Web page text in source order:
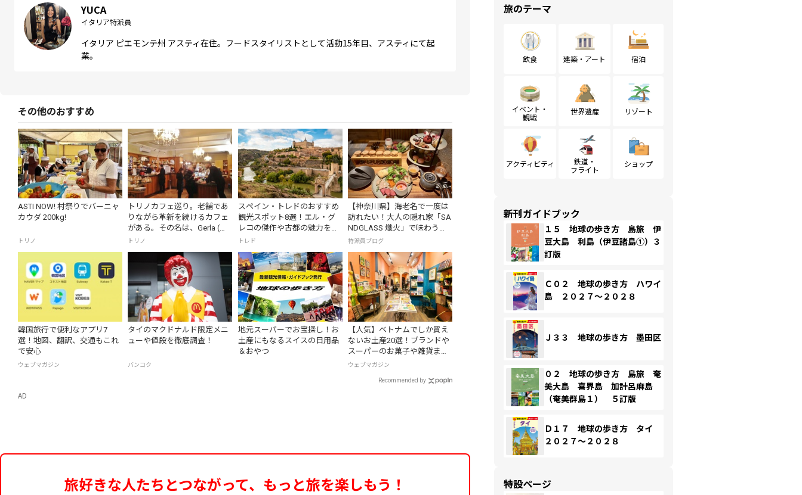
YUCA
イタリア特派員
イタリア ピエモンテ州 アスティ在住。フードスタイリストとして活動15年目、アスティにて起
業。
その他のおすすめ
ASTI NOW! 村祭りでバーニャ
カウダ 200kg!
トリノ
トリノカフェ巡り。老舗であ
りながら革新を続けるカフェ
がある。その名は、Gerla (ジ
ェルラ）。
トリノ
スペイン・トレドのおすすめ
観光スポット8選！エル・グ
レコの傑作や古都の魅力を満
喫
トレド
【神奈川県】海老名で一度は
訪れたい！大人の隠れ家「SA
NDGLASS 熾火」で味わうア
フタヌーンティー
特派員ブログ
韓国旅行で便利なアプリ7
選！地図、翻訳、交通もこれ
で安心
ウェブマガジン
タイのマクドナルド限定メニ
ューや値段を徹底調査！
バンコク
地元スーパーでお宝探し！お
土産にもなるスイスの日用品
＆おやつ
【人気】ベトナムでしか買え
ないお土産20選！ブランドや
スーパーのお菓子や雑貨まで
紹介
ウェブマガジン
Recommended by
AD
旅好きな人たちとつながって、もっと旅を楽しもう！
旅のテーマ
飲食 建築・アート 宿泊
イベント・
観戦
世界遺産 リゾート
アクティビティ
鉄道・
フライト
ショップ
新刊ガイドブック
１５ 地球の歩き方 島旅 伊
豆大島 利島（伊豆諸島①）３
訂版
Ｃ０２ 地球の歩き方 ハワイ
島 ２０２７～２０２８
Ｊ３３ 地球の歩き方 墨田区
０２ 地球の歩き方 島旅 奄
美大島 喜界島 加計呂麻島
（奄美群島１） ５訂版
Ｄ１７ 地球の歩き方 タイ
２０２７～２０２８
特設ページ